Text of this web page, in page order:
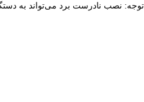
توجه: نصب نادرست برد می‌تواند به